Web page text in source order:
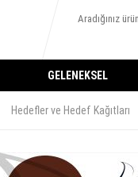
GELENEKSEL
Hedefler ve Hedef Kağıtları